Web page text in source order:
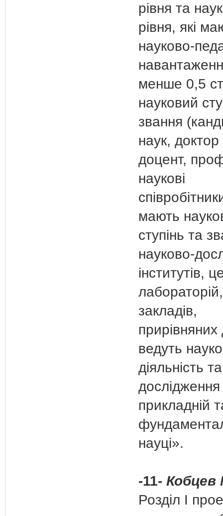
рівня та
рівня, які
науково-
менше 0,5
науковий
звання
наук, доктор
доцент,
наукові
мають
ступінь та
науково-
інститутів,
лабораторій,
закладів,
ведуть
діяльність та
прикладній
науці».
-11- Кобцев
Розділ І